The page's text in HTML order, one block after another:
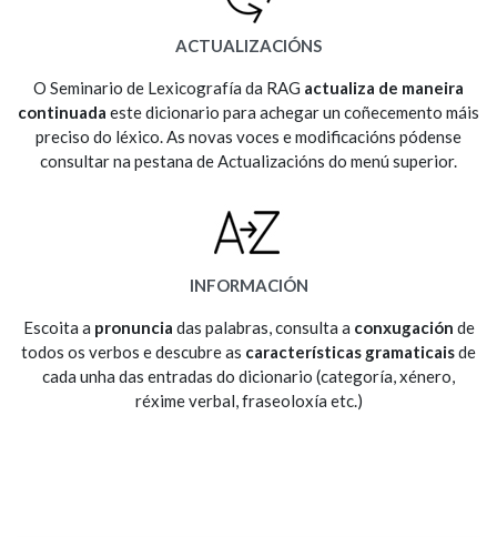
Nos exemplos
Na fraseoloxía
Marcas gramaticais
ACTUALIZACIÓNS
O Seminario de Lexicografía da RAG actualiza de maneira
continuada este dicionario para achegar un coñecemento máis
preciso do léxico. As novas voces e modificacións pódense
consultar na pestana de Actualizacións do menú superior.
INFORMACIÓN
Escoita a pronuncia das palabras, consulta a conxugación de
todos os verbos e descubre as características gramaticaisde
cada unha das entradas do dicionario (categoría, xénero,
réxime verbal, fraseoloxía etc.)